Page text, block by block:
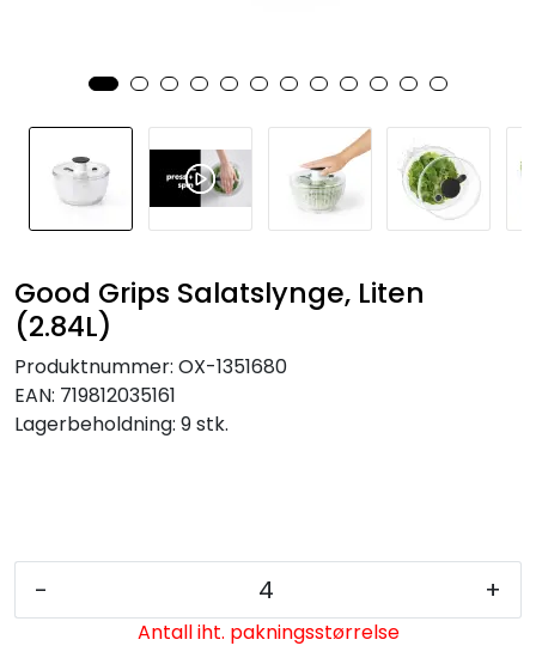
Good Grips Salatslynge, Liten
(2.84L)
Produktnummer: OX-1351680
EAN: 719812035161
Lagerbeholdning: 9 stk.
- +
Antall iht. pakningsstørrelse